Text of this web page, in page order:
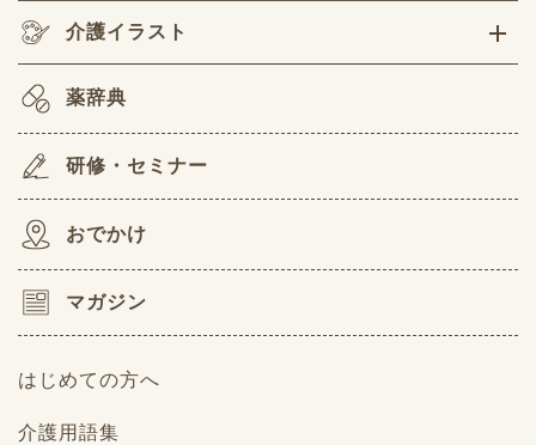
介護イラスト
薬辞典
研修・セミナー
おでかけ
マガジン
はじめての方へ
介護用語集